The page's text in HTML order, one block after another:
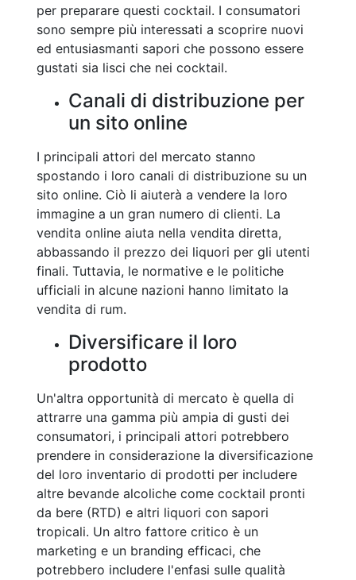
per preparare questi cocktail. I consumatori
sono sempre più interessati a scoprire nuovi
ed entusiasmanti sapori che possono essere
gustati sia lisci che nei cocktail.
Canali di distribuzione per
un sito online
I principali attori del mercato stanno
spostando i loro canali di distribuzione su un
sito online. Ciò li aiuterà a vendere la loro
immagine a un gran numero di clienti. La
vendita online aiuta nella vendita diretta,
abbassando il prezzo dei liquori per gli utenti
finali. Tuttavia, le normative e le politiche
ufficiali in alcune nazioni hanno limitato la
vendita di rum.
Diversificare il loro
prodotto
Un'altra opportunità di mercato è quella di
attrarre una gamma più ampia di gusti dei
consumatori, i principali attori potrebbero
prendere in considerazione la diversificazione
del loro inventario di prodotti per includere
altre bevande alcoliche come cocktail pronti
da bere (RTD) e altri liquori con sapori
tropicali. Un altro fattore critico è un
marketing e un branding efficaci, che
potrebbero includere l'enfasi sulle qualità